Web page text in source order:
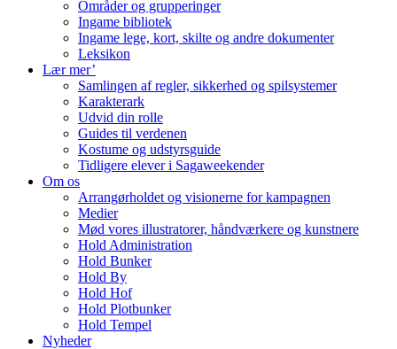
Områder og grupperinger
Ingame bibliotek
Ingame lege, kort, skilte og andre dokumenter
Leksikon
Lær mer’
Samlingen af regler, sikkerhed og spilsystemer
Karakterark
Udvid din rolle
Guides til verdenen
Kostume og udstyrsguide
Tidligere elever i Sagaweekender
Om os
Arrangørholdet og visionerne for kampagnen
Medier
Mød vores illustratorer, håndværkere og kunstnere
Hold Administration
Hold Bunker
Hold By
Hold Hof
Hold Plotbunker
Hold Tempel
Nyheder